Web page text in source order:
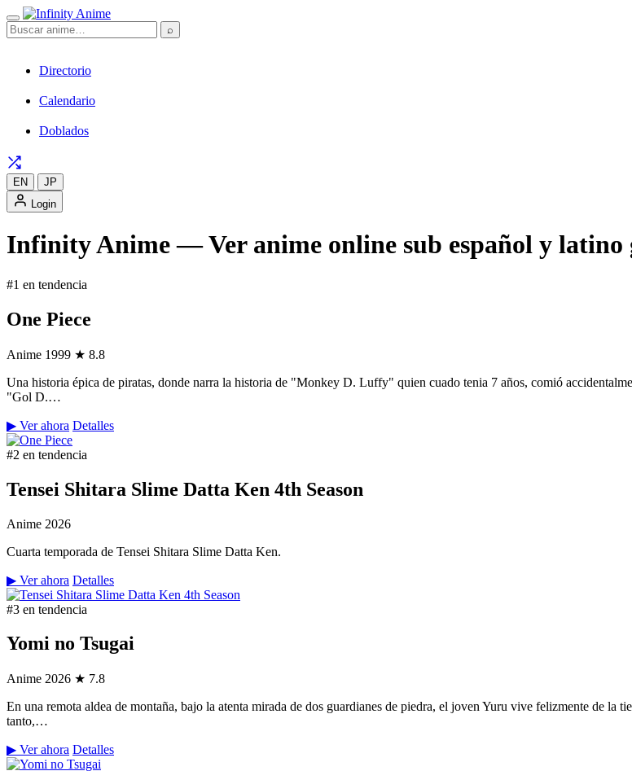
⌕
Directorio
Calendario
Doblados
EN
JP
Login
Infinity Anime — Ver anime online sub español y latino
#1 en tendencia
One Piece
Anime 1999 ★ 8.8
Una historia épica de piratas, donde narra la historia de "Monkey D. Luffy" quien cuado tenia 7 años, comió
"Gol D.…
▶ Ver ahora Detalles
#2 en tendencia
Tensei Shitara Slime Datta Ken 4th Season
Anime 2026
Cuarta temporada de Tensei Shitara Slime Datta Ken.
▶ Ver ahora Detalles
#3 en tendencia
Yomi no Tsugai
Anime 2026 ★ 7.8
En una remota aldea de montaña, bajo la atenta mirada de dos guardianes de piedra, el joven Yuru vive felizmente de la
tanto,…
▶ Ver ahora Detalles